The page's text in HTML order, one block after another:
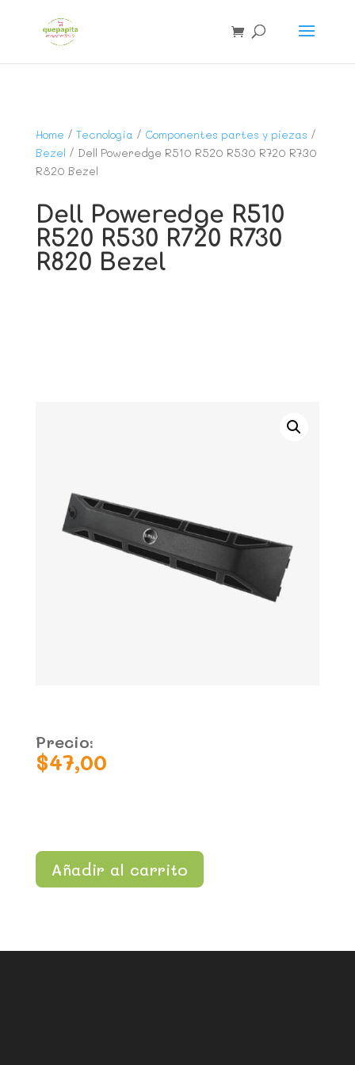
Home / Tecnología / Componentes partes y piezas /
Bezel / Dell Poweredge R510 R520 R530 R720 R730
R820 Bezel
Dell Poweredge R510
R520 R530 R720 R730
R820 Bezel
Precio:
$47,00
Añadir al carrito